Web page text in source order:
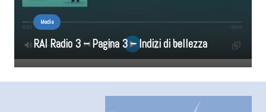
Media
RAI Radio 3 – Pagina 3 – Indizi di bellezza